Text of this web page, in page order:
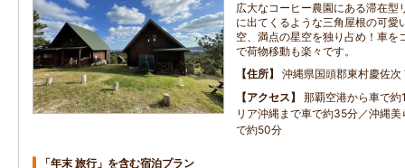
広大なコーヒー農園にある滞在型
に出てくるような三角屋根の可愛
空、満点の星空を独り占め！車を
で荷物移動も楽々です。
住所
沖縄県国頭郡東村慶佐次
アクセス
那覇空港から車で
リア沖縄まで車で約35分／沖縄
で約50分
「年末 旅行」を含む宿泊プラン